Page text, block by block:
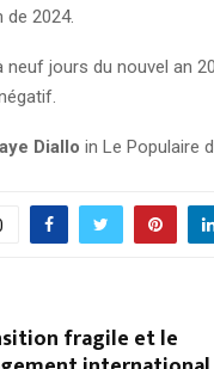
2024.
jours du nouvel an
Diallo in Le Populaire
fragile et le